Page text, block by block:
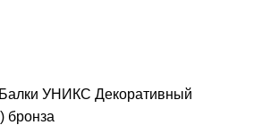
Балки УНИКС Декоративный
бронза